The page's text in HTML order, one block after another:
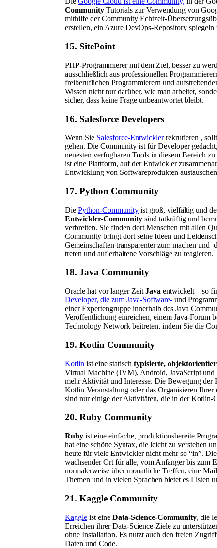
Community Tutorials zur Verwendung von
mithilfe der Community Echtzeit-
erstellen, ein Azure DevOps-Repository spiegeln
15. SitePoint
PHP-Programmierer mit dem Ziel, besser zu
ausschließlich aus professionellen
freiberuflichen Programmierern und
Wissen nicht nur darüber, wie man arbeitet,
sicher, dass keine Frage unbeantwortet bleibt.
16. Salesforce Developers
Wenn Sie Salesforce-Entwicklerrekrutieren ,
gehen. Die Community ist für Developer
neuesten verfügbaren Tools in diesem Bereich
ist eine Plattform, auf der Entwickler
Entwicklung von Softwareprodukten
17. Python Community
Die Python-Community ist groß, vielfältig und
Entwickler-Community sind tatkräftig und
verbreiten. Sie finden dort Menschen mit allen
Community bringt dort seine Ideen und
Gemeinschaften transparenter zum machen
treten und auf erhaltene Vorschläge zu reagieren.
18. Java Community
Oracle hat vor langer Zeit Java entwickelt – so
Developer, die zum Java-Software- und
einer Expertengruppe innerhalb des Java
Veröffentlichung einreichen, einem Java-Forum
Technology Network beitreten, indem Sie die
19. Kotlin Community
Kotlin ist eine statisch typisierte,
Virtual Machine (JVM), Android, JavaScript
mehr Aktivität und Interesse. Die Bewegung der
Kotlin-Veranstaltung oder das Organisieren
sind nur einige der Aktivitäten, die in der Kotlin-
20. Ruby Community
Ruby ist eine einfache, produktionsbereite
hat eine schöne Syntax, die leicht zu verstehen
heute für viele Entwickler nicht mehr so “in”.
wachsender Ort für alle, vom Anfänger bis zum
normalerweise über monatliche Treffen, eine
Themen und in vielen Sprachen bietet es Listen
21. Kaggle Community
Kaggle ist eine Data-Science-Community, die
Erreichen ihrer Data-Science-Ziele zu
ohne Installation. Es nutzt auch den freien
Daten und Code.